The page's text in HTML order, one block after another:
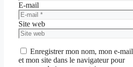
E-mail
Site web
Enregistrer mon nom, mon e-mail
et mon site dans le navigateur pour